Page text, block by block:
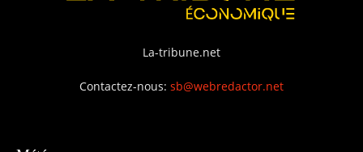
La-tribune.net
Contactez-nous: sb@webredactor.net